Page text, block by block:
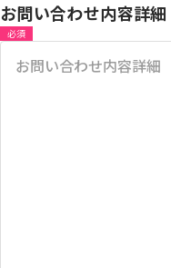
お問い合わせ内容詳細
必須